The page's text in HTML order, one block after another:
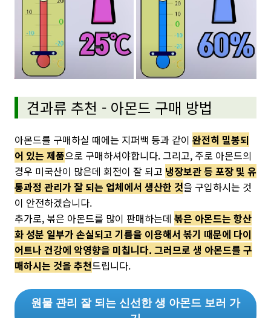
견과류 추천 - 아몬드 구매 방법
아몬드를 구매하실 때에는 지퍼백 등과 같이 완전히 밀봉되
어 있는 제품으로 구매하셔야합니다. 그리고, 주로 아몬드의
경우 미국산이 많은데 회전이 잘 되고 냉장보관 등 포장 및 유
통과정 관리가 잘 되는 업체에서 생산한 것을 구입하시는 것
이 안전하겠습니다.
추가로, 볶은 아몬드를 많이 판매하는데 볶은 아몬드는 항산
화 성분 일부가 손실되고 기름을 이용해서 볶기 때문에 다이
어트나 건강에 악영향을 미칩니다. 그러므로 생 아몬드를 구
매하시는 것을 추천드립니다.
원물 관리 잘 되는 신선한 생 아몬드 보러 가